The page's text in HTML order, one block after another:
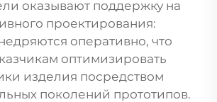
оказывают поддержку на
проектирования:
оперативно, что
оптимизировать
изделия посредством
поколений прототипов.